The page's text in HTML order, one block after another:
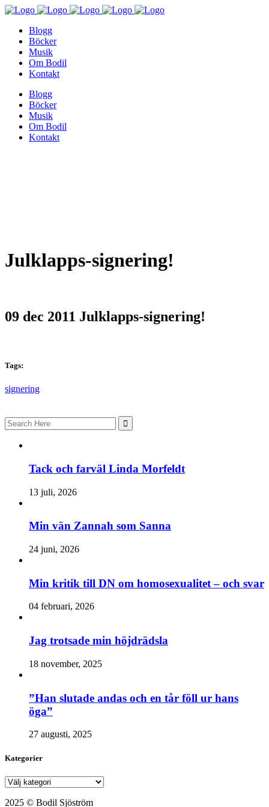
Blogg
Böcker
Musik
Om Bodil
Kontakt
Blogg
Böcker
Musik
Om Bodil
Kontakt
Julklapps-signering!
09 dec 2011 Julklapps-signering!
Tags:
signering
Search
for:
Tack och farväl Linda Morfeldt
13 juli, 2026
Min vän Zannah som Sanna
24 juni, 2026
Min kritik till DN om homosexualitet – och svar
04 februari, 2026
Jag trotsade min höjdrädsla
18 november, 2025
”Han slutade andas och en tår föll ur hans
öga”
27 augusti, 2025
Kategorier
Kategorier
2025 © Bodil Sjöström